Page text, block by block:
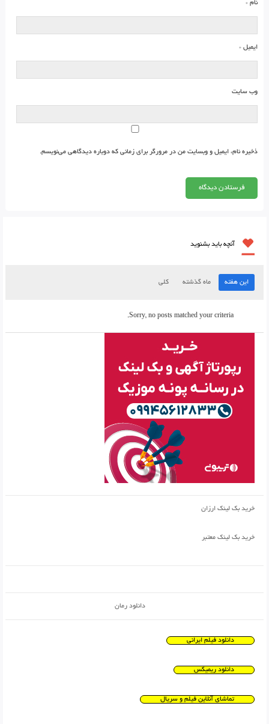
نام *
ایمیل *
وب‌ سایت
ذخیره نام، ایمیل و وبسایت من در مرورگر برای زمانی که دوباره دیدگاهی می‌نویسم.
آنچه باید بشنوید
این هفته ماه گذشته کلی
Sorry, no posts matched your criteria.
خرید بک لینک ارزان
خرید بک لینک معتبر
دانلود رمان
دانلود فیلم ایرانی
دانلود ریمیکس
تماشای آنلاین فیلم و سریال